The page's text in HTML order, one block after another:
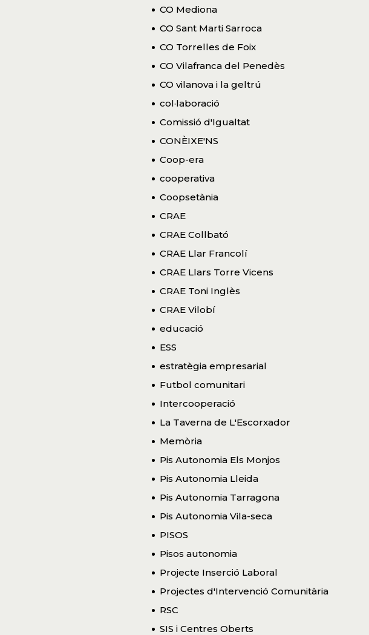
CO Mediona
CO Sant Marti Sarroca
CO Torrelles de Foix
CO Vilafranca del Penedès
CO vilanova i la geltrú
col·laboració
Comissió d'Igualtat
CONÈIXE'NS
Coop-era
cooperativa
Coopsetània
CRAE
CRAE Collbató
CRAE Llar Francolí
CRAE Llars Torre Vicens
CRAE Toni Inglès
CRAE Vilobí
educació
ESS
estratègia empresarial
Futbol comunitari
Intercooperació
La Taverna de L'Escorxador
Memòria
Pis Autonomia Els Monjos
Pis Autonomia Lleida
Pis Autonomia Tarragona
Pis Autonomia Vila-seca
PISOS
Pisos autonomia
Projecte Inserció Laboral
Projectes d'Intervenció Comunitària
RSC
SIS i Centres Oberts